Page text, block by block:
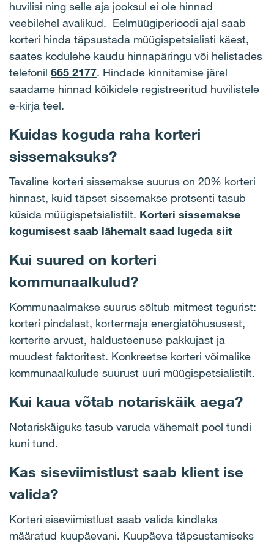
huvilisi ning selle aja jooksul ei ole hinnad
veebilehel avalikud. Eelmüügiperioodi ajal saab
korteri hinda täpsustada müügispetsialisti käest,
saates kodulehe kaudu hinnapäringu või helistades
telefonil 665 2177. Hindade kinnitamise järel
saadame hinnad kõikidele registreeritud huvilistele
e-kirja teel.
Kuidas koguda raha korteri
sissemaksuks?
Tavaline korteri sissemakse suurus on 20% korteri
hinnast, kuid täpset sissemakse protsenti tasub
küsida müügispetsialistilt. Korteri sissemakse
kogumisest saab lähemalt saad lugeda siit
Kui suured on korteri
kommunaalkulud?
Kommunaalmakse suurus sõltub mitmest tegurist:
korteri pindalast, kortermaja energiatõhususest,
korterite arvust, haldusteenuse pakkujast ja
muudest faktoritest. Konkreetse korteri võimalike
kommunaalkulude suurust uuri müügispetsialistilt.
Kui kaua võtab notariskäik aega?
Notariskäiguks tasub varuda vähemalt pool tundi
kuni tund.
Kas siseviimistlust saab klient ise
valida?
Korteri siseviimistlust saab valida kindlaks
määratud kuupäevani. Kuupäeva täpsustamiseks